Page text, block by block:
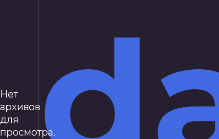
Нет
архивов
для
просмотра.